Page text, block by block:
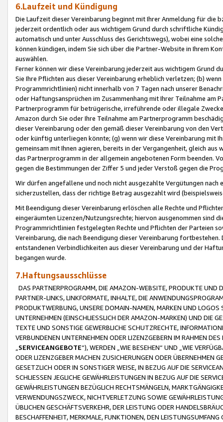
6.Laufzeit und Kündigung
Die Laufzeit dieser Vereinbarung beginnt mit Ihrer Anmeldung für die
jederzeit ordentlich oder aus wichtigem Grund durch schriftliche
automatisch und unter Ausschluss des Gerichtswegs), wobei eine
können kündigen, indem Sie sich über die Partner-Website in Ihrem
auswählen.
Ferner können wir diese Vereinbarung jederzeit aus wichtigem Grund
Sie Ihre Pflichten aus dieser Vereinbarung erheblich verletzen; (b)
Programmrichtlinien) nicht innerhalb von 7 Tagen nach unserer
oder Haftungsansprüchen im Zusammenhang mit Ihrer Teilnahme am
Partnerprogramm für betrügerische, irreführende oder illegale
Amazon durch Sie oder Ihre Teilnahme am Partnerprogramm
dieser Vereinbarung oder den gemäß dieser Vereinbarung von den
oder künftig unterliegen könnte; (g) wenn wir diese Vereinbarung mit
gemeinsam mit Ihnen agieren, bereits in der Vergangenheit, gleich
das Partnerprogramm in der allgemein angebotenen Form beenden.
gegen die Bestimmungen der Ziffer 5 und jeder Verstoß gegen die
Wir dürfen angefallene und noch nicht ausgezahlte Vergütungen
sicherzustellen, dass der richtige Betrag ausgezahlt wird
Mit Beendigung dieser Vereinbarung erlöschen alle Rechte und
eingeräumten Lizenzen/Nutzungsrechte; hiervon ausgenommen sind
Programmrichtlinien festgelegten Rechte und Pflichten der Parteien
Vereinbarung, die nach Beendigung dieser Vereinbarung
entstandenen Verbindlichkeiten aus dieser Vereinbarung und der
begangen wurde.
7.Haftungsausschlüsse
DAS PARTNERPROGRAMM, DIE AMAZON-WEBSITE, PRODUKTE UND
PARTNER-LINKS, LINKFORMATE, INHALTE, DIE
PRODUKTWERBUNG, UNSERE DOMAIN-NAMEN, MARKEN UND
UNTERNEHMEN (EINSCHLIESSLICH DER AMAZON-MARKEN) UND DIE
TEXTE UND SONSTIGE GEWERBLICHE SCHUTZRECHTE,
VERBUNDENEN UNTERNEHMEN ODER LIZENZGEBERN IM RAHMEN
SERVICEANGEBOTE“), WERDEN „WIE BESEHEN“ UND „WIE
ODER LIZENZGEBER MACHEN ZUSICHERUNGEN ODER ÜBERNEHMEN
GESETZLICH ODER IN SONSTIGER WEISE, IN BEZUG AUF DIE
SCHLIESSEN JEGLICHE GEWÄHRLEISTUNGEN IN BEZUG AUF DIE
GEWÄHRLEISTUNGEN BEZÜGLICH RECHTSMÄNGELN,
VERWENDUNGSZWECK, NICHTVERLETZUNG SOWIE
ÜBLICHEN GESCHÄFTSVERKEHR, DER LEISTUNG ODER
BESCHAFFENHEIT, MERKMALE, FUNKTIONEN, DEN